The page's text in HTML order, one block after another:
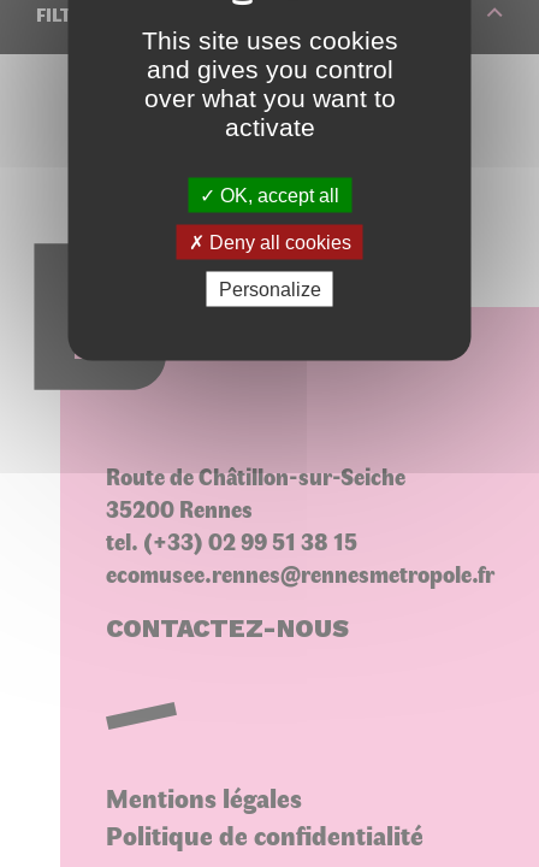
Identifier un fruit
FILTRER VOTRE RECHERCHE
Route de Châtillon-sur-Seiche
35200 Rennes
tel. (+33) 02 99 51 38 15
ecomusee.rennes@rennesmetropole.fr
CONTACTEZ-NOUS
Mentions légales
Politique de confidentialité
This site uses cookies
and gives you control
over what you want to
activate
OK, accept all
Deny all cookies
Personalize